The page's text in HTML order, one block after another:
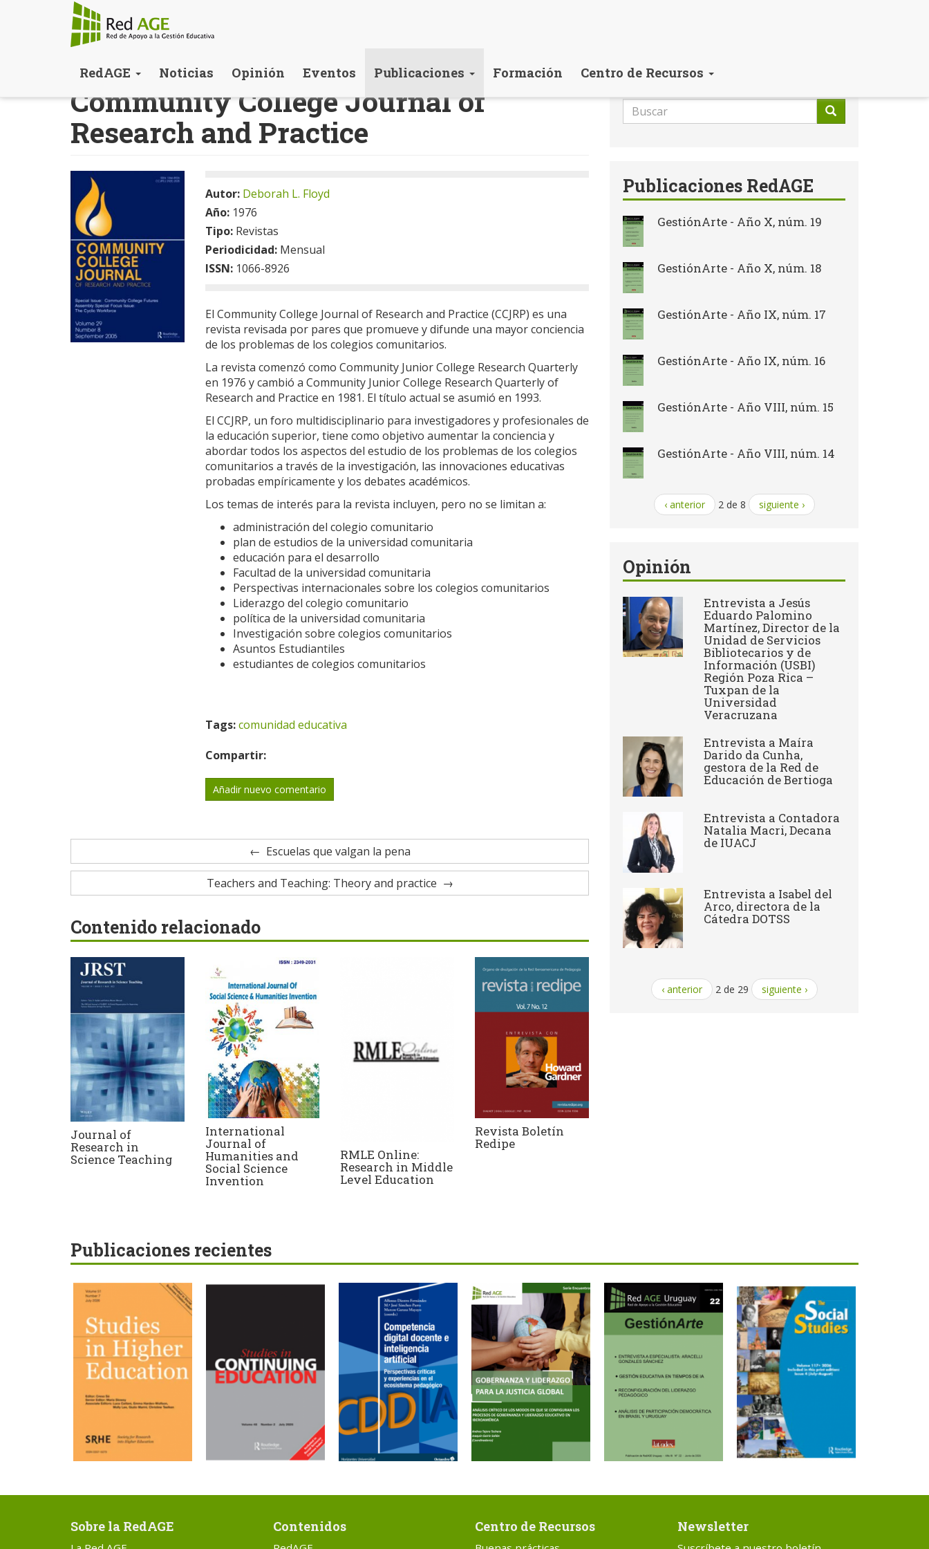
contenido
RedAGE Noticias Opinión Eventos Publicaciones Formación Centro de Recursos
Community College Journal of
Research and Practice
Autor: Deborah L. Floyd
Año: 1976
Tipo: Revistas
Periodicidad: Mensual
ISSN: 1066-8926
El Community College Journal of Research and Practice (CCJRP) es una
revista revisada por pares que promueve y difunde una mayor conciencia
de los problemas de los colegios comunitarios.
La revista comenzó como Community Junior College Research Quarterly
en 1976 y cambió a Community Junior College Research Quarterly of
Research and Practice en 1981. El título actual se asumió en 1993.
El CCJRP, un foro multidisciplinario para investigadores y profesionales de
la educación superior, tiene como objetivo aumentar la conciencia y
abordar todos los aspectos del estudio de los problemas de los colegios
comunitarios a través de la investigación, las innovaciones educativas
probadas empíricamente y los debates académicos.
Los temas de interés para la revista incluyen, pero no se limitan a:
administración del colegio comunitario
plan de estudios de la universidad comunitaria
educación para el desarrollo
Facultad de la universidad comunitaria
Perspectivas internacionales sobre los colegios comunitarios
Liderazgo del colegio comunitario
política de la universidad comunitaria
Investigación sobre colegios comunitarios
Asuntos Estudiantiles
estudiantes de colegios comunitarios
Tags:comunidad educativa
Compartir:
Añadir nuevo comentario
Escuelas que valgan la pena
Teachers and Teaching: Theory and practice
Contenido relacionado
Journal of
Research in
Science Teaching
International
Journal of
Humanities and
Social Science
Invention
RMLE Online:
Research in Middle
Level Education
Revista Boletín
Redipe
Formulario
de
Publicaciones RedAGE
GestiónArte - Año X, núm. 19
GestiónArte - Año X, núm. 18
GestiónArte - Año IX, núm. 17
GestiónArte - Año IX, núm. 16
GestiónArte - Año VIII, núm. 15
GestiónArte - Año VIII, núm. 14
‹ anterior 2 de 8 siguiente ›
Opinión
Entrevista a Jesús
Eduardo Palomino
Martínez, Director de la
Unidad de Servicios
Bibliotecarios y de
Información (USBI)
Región Poza Rica –
Tuxpan de la
Universidad
Veracruzana
Entrevista a ​Maíra
Darido da Cunha,
gestora de la Red de
Educación de Bertioga
Entrevista a Contadora
Natalia Macri, Decana
de IUACJ
Entrevista a Isabel del
Arco, directora de la
Cátedra DOTSS
‹ anterior 2 de 29 siguiente ›
Publicaciones recientes
Sobre la RedAGE Contenidos Centro de Recursos Newsletter